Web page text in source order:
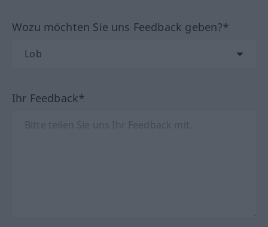
Wozu möchten Sie uns Feedback geben?*
Ihr Feedback*